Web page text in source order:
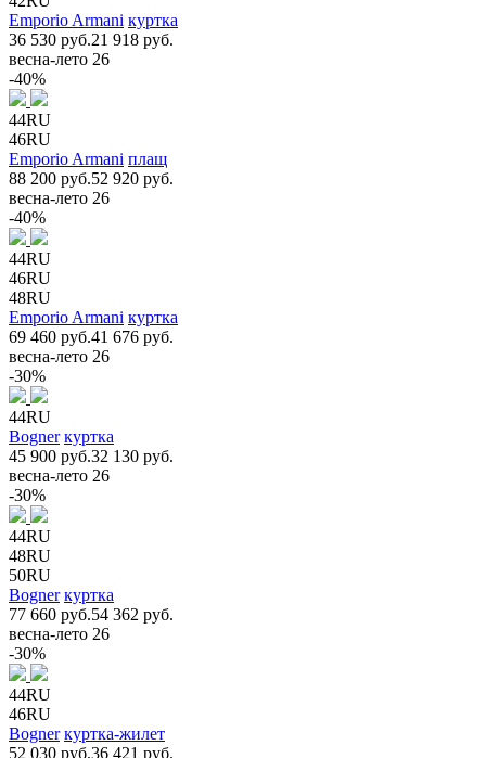
Emporio Armani куртка
36 530 руб.21 918 руб.
весна-лето 26
-40%
44RU
46RU
Emporio Armani плащ
88 200 руб.52 920 руб.
весна-лето 26
-40%
44RU
46RU
48RU
Emporio Armani куртка
69 460 руб.41 676 руб.
весна-лето 26
-30%
44RU
Bogner куртка
45 900 руб.32 130 руб.
весна-лето 26
-30%
44RU
48RU
50RU
Bogner куртка
77 660 руб.54 362 руб.
весна-лето 26
-30%
44RU
46RU
Bogner куртка-жилет
52 030 руб.36 421 руб.